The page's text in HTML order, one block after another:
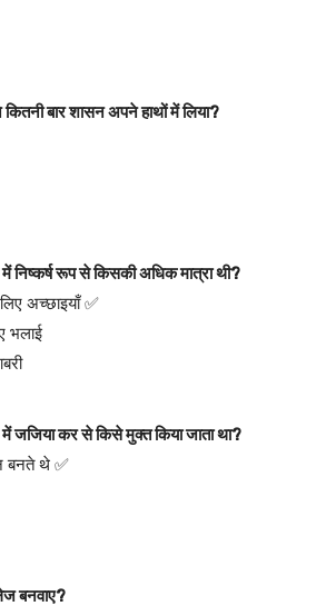
बार शासन अपने हाथों में लिया?
निष्कर्ष रूप से किसकी अधिक मात्रा थी?
अच्छाइयाँ ✅
भलाई
जजिया कर से किसे मुक्त किया जाता था?
बनते थे ✅
बनवाए?